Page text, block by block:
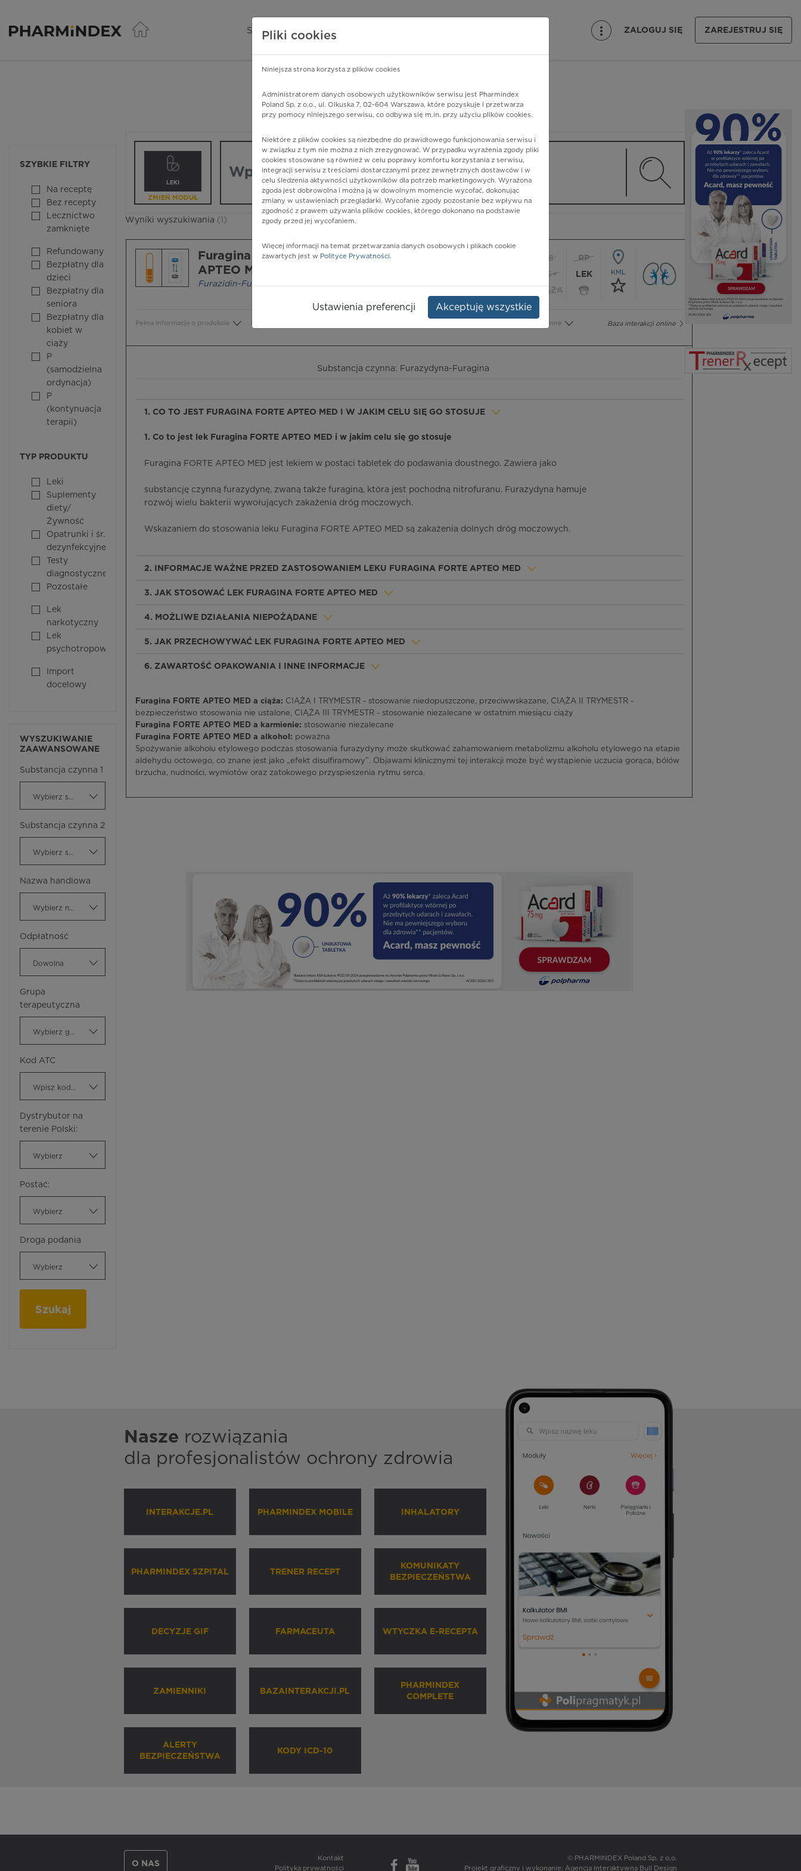
Pharmindex - lider wiedzy o lekach
SERWISY PHARMINDEX ZALOGUJ SIĘ ZAREJESTRUJ SIĘ
SZYBKIE FILTRY
Na receptę
Bez recepty
Lecznictwo
zamknięte
Refundowany
Bezpłatny dla
dzieci
Bezpłatny dla
seniora
Bezpłatny dla
kobiet w
ciąży
P
(samodzielna
ordynacja)
P
(kontynuacja
terapii)
TYP PRODUKTU
Leki
Suplementy
diety/
Żywność
Opatrunki i śr.
dezynfekcyjne
Testy
diagnostyczne
Pozostałe
Lek
narkotyczny
Lek
psychotropowy
Import
docelowy
WYSZUKIWANIE
ZAAWANSOWANE
Substancja czynna 1
Substancja czynna 2
Nazwa handlowa
Odpłatność
Dowolna
Grupa
terapeutyczna
Kod ATC
Dystrybutor na
terenie Polski:
Wybierz
Postać:
Wybierz
Droga podania
Wybierz
Szukaj
Pharmindex
lider wiedzy o lekach
LEKI
ZMIEŃ MODUŁ
Wpisz nazwę lub substancję czynną
Wyniki wyszukiwania (1)
Furagina FORTE
APTEO MED
Furazidin-Furagin
Postać:tabl.
18
65+
CIĄŻA
RP
LEK
KML
Baza interakcji online
Pełna informacja o produkcie Inne
Substancja czynna: Furazydyna-Furagina
1. CO TO JEST FURAGINA FORTE APTEO MED I W JAKIM CELU SIĘ GO STOSUJE
1. Co to jest lek Furagina FORTE APTEO MED i w jakim celu się go stosuje
Furagina FORTE APTEO MED jest lekiem w postaci tabletek do podawania doustnego. Zawiera jako
substancję czynną furazydynę, zwaną także furaginą, która jest pochodną nitrofuranu. Furazydyna hamuje
rozwój wielu bakterii wywołujących zakażenia dróg moczowych.
Wskazaniem do stosowania leku Furagina FORTE APTEO MED są zakażenia dolnych dróg moczowych.
2. INFORMACJE WAŻNE PRZED ZASTOSOWANIEM LEKU FURAGINA FORTE APTEO MED
3. JAK STOSOWAĆ LEK FURAGINA FORTE APTEO MED
4. MOŻLIWE DZIAŁANIA NIEPOŻĄDANE
5. JAK PRZECHOWYWAĆ LEK FURAGINA FORTE APTEO MED
6. ZAWARTOŚĆ OPAKOWANIA I INNE INFORMACJE
Furagina FORTE APTEO MED a ciąża: CIĄŻA I TRYMESTR - stosowanie niedopuszczone, przeciwwskazane, CIĄŻA II TRYMESTR -
bezpieczeństwo stosowania nie ustalone, CIĄŻA III TRYMESTR - stosowanie niezalecane w ostatnim miesiącu ciąży
Furagina FORTE APTEO MED a karmienie: stosowanie niezalecane
Furagina FORTE APTEO MED a alkohol: poważna
Spożywanie alkoholu etylowego podczas stosowania furazydyny może skutkować zahamowaniem metabolizmu alkoholu etylowego na etapie
aldehydu octowego, co znane jest jako „efekt disulfiramowy”. Objawami klinicznymi tej interakcji może być wystąpienie uczucia gorąca, bólów
brzucha, nudności, wymiotów oraz zatokowego przyspieszenia rytmu serca.
Nasze rozwiązania
dla profesjonalistów ochrony zdrowia
INTERAKCJE.PL PHARMINDEX MOBILE INHALATORY
PHARMINDEX SZPITAL TRENER RECEPT
KOMUNIKATY
BEZPIECZEŃSTWA
DECYZJE GIF FARMACEUTA WTYCZKA E-RECEPTA
ZAMIENNIKI BAZAINTERAKCJI.PL
PHARMINDEX
COMPLETE
ALERTY
BEZPIECZEŃSTWA
KODY ICD-10
O NAS
Kontakt
Polityka prywatności
© PHARMINDEX Poland Sp. z o.o.
Projekt graficzny i wykonanie: Agencja Interaktywna Bull Design
Pliki cookies
Niniejsza strona korzysta z plików cookies
Administratorem danych osobowych użytkowników serwisu jest Pharmindex
Poland Sp. z o.o., ul. Olkuska 7, 02-604 Warszawa, które pozyskuje i przetwarza
przy pomocy niniejszego serwisu, co odbywa się m.in. przy użyciu plików cookies.
Niektóre z plików cookies są niezbędne do prawidłowego funkcjonowania serwisu i
w związku z tym nie można z nich zrezygnować. W przypadku wyrażenia zgody pliki
cookies stosowane są również w celu poprawy komfortu korzystania z serwisu,
integracji serwisu z treściami dostarczanymi przez zewnętrznych dostawców i w
celu śledzenia aktywności użytkowników dla potrzeb marketingowych. Wyrażona
zgoda jest dobrowolna i można ją w dowolnym momencie wycofać, dokonując
zmiany w ustawieniach przeglądarki. Wycofanie zgody pozostanie bez wpływu na
zgodność z prawem używania plików cookies, którego dokonano na podstawie
zgody przed jej wycofaniem.
Więcej informacji na temat przetwarzania danych osobowych i plikach cookie
zawartych jest w Polityce Prywatności.
Ustawienia preferencji Akceptuję wszystkie